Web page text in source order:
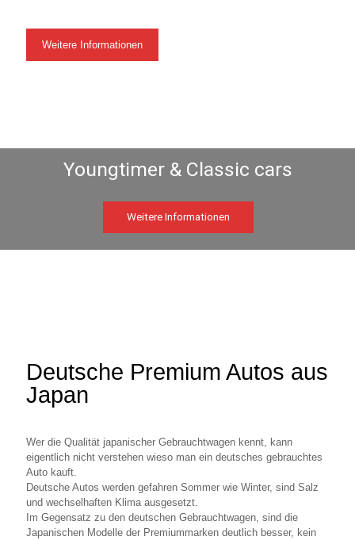
Weitere Informationen
Weitere Informationen
Deutsche Premium Autos aus
Japan
Wer die Qualität japanischer Gebrauchtwagen kennt, kann
eigentlich nicht verstehen wieso man ein deutsches gebrauchtes
Auto kauft.
Deutsche Autos werden gefahren Sommer wie Winter, sind Salz
und wechselhaften Klima ausgesetzt.
Im Gegensatz zu den deutschen Gebrauchtwagen, sind die
Japanischen Modelle der Premiummarken deutlich besser, kein